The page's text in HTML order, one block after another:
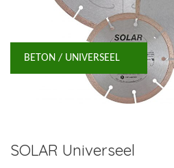
BETON / UNIVERSEEL
SOLAR Universeel